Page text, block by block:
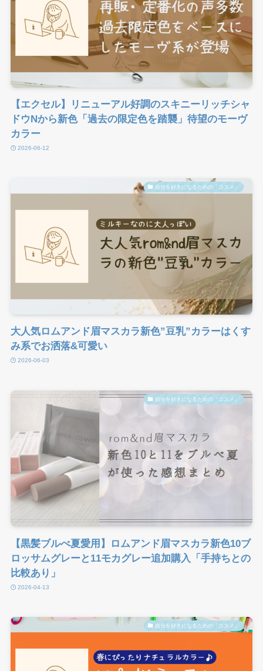
【エクセル】リニューアル好調のスキニーリッチシャ
ドウNから新色「過去の限定色を踏襲」待望のモーヴ
カラー
2026-06-12
自分を好きになるための「コスメ」
大人気ロムアンド眉マスカラ新色”豆乳”カラーはくす
み系でお洒落&可愛い
2026-06-03
自分を好きになるための「コスメ」
【黒髪ブルべ夏愛用】ロムアンド眉マスカラ新色10ブ
ロッサムグレーと11モカグレー追加購入「手持ちとの
比較あり」
2026-04-13
自分を好きになるための「コスメ」